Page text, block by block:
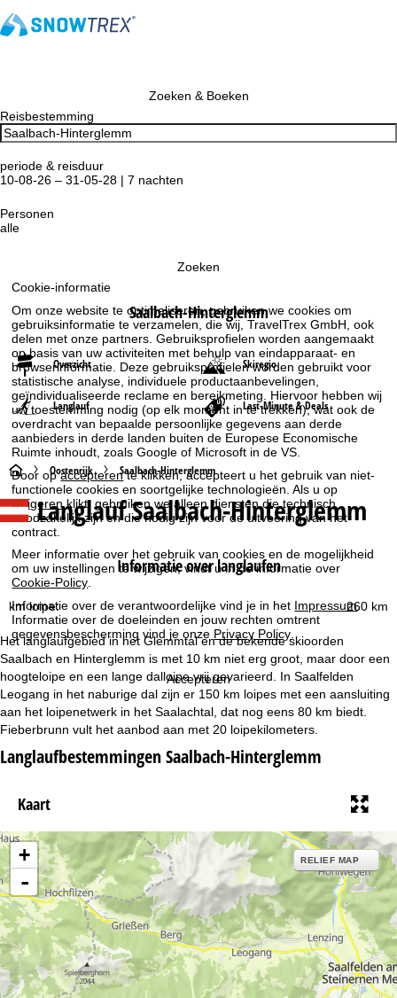
Cookie-informatie
Om onze website te optimaliseren, gebruiken we cookies om
gebruiksinformatie te verzamelen, die wij, TravelTrex GmbH, ook
delen met onze partners. Gebruiksprofielen worden aangemaakt
op basis van uw activiteiten met behulp van eindapparaat- en
browserinformatie. Deze gebruiksprofielen worden gebruikt voor
statistische analyse, individuele productaanbevelingen,
geïndividualiseerde reclame en bereikmeting. Hiervoor hebben wij
uw toestemming nodig (op elk moment in te trekken), wat ook de
overdracht van bepaalde persoonlijke gegevens aan derde
aanbieders in derde landen buiten de Europese Economische
Ruimte inhoudt, zoals Google of Microsoft in de VS.
Door opaccepterente klikken, accepteert u het gebruik van niet-
functionele cookies en soortgelijke technologieën. Als u op
weigerenklikt, gebruiken we alleen diensten die technisch
noodzakelijk zijn en die nodig zijn voor de uitvoering van het
contract.
Meer informatie over het gebruik van cookies en de mogelijkheid
om uw instellingen te wijzigen, vindt u in de informatie over
Cookie-Policy
Informatie over de verantwoordelijke vind je in het Impressum.
Informatie over de doeleinden en jouw rechten omtrent
gegevensbescherming vind je onze Privacy Policy
Accepteren
Zoeken & Boeken
Reisbestemming
periode & reisduur
10-08-26 – 31-05-28 | 7 nachten
Personen
alle
Zoeken
Saalbach-Hinterglemm
Overzicht Skiregio
Langlauf Last-Minute & Deals
S
t
r
t
a
i
n
a
Oostenrijk Saalbach-Hinterglemm
Langlauf Saalbach-Hinterglemm
Informatie over langlaufen
260 km
km loipe:
Het langlaufgebied in het Glemmtal en de bekende skioorden
Saalbach en Hinterglemm is met 10 km niet erg groot, maar door een
hoogteloipe en een lange dalloipe vrij gevarieerd. In Saalfelden
Leogang in het naburige dal zijn er 150 km loipes met een aansluiting
aan het loipenetwerk in het Saalachtal, dat nog eens 80 km biedt.
Fieberbrunn vult het aanbod aan met 20 loipekilometers.
Langlaufbestemmingen Saalbach-Hinterglemm
Kaart
+
-
RELIEF MAP